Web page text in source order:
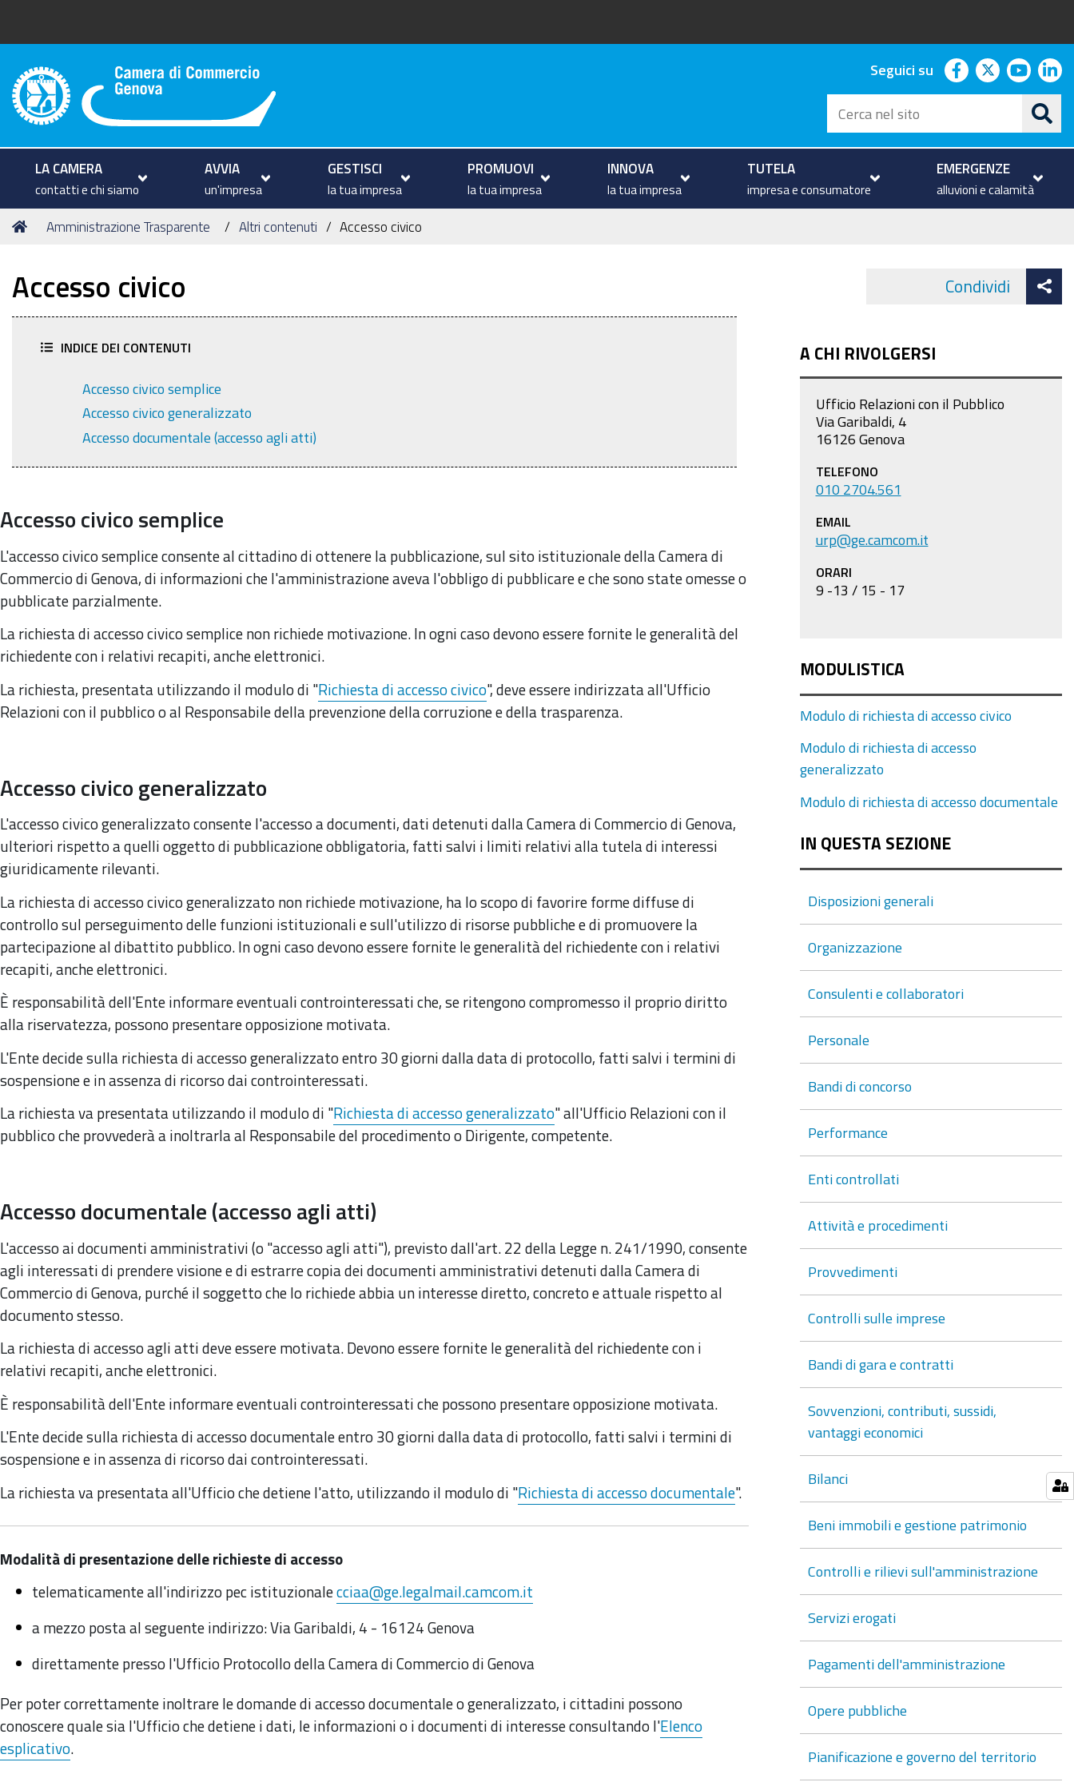
Camera di Commercio di Genova
Seguici su facebook
twitter
Cerca
nel
sito
LA CAMERA
contatti e chi siamo
AVVIA
un'impresa
GESTISCI
la tua impresa
PROMUOVI
la tua impresa
INNOVA
la tua impresa
TUTELA
impresa e consumatore
EMERGENZE
alluvioni e calamità
Tu
Home
Amministrazione Trasparente Altri contenuti Accesso civico
Accesso civico
INDICE DEI CONTENUTI
Accesso civico semplice
Accesso civico generalizzato
Accesso documentale (accesso agli atti)
Accesso civico semplice
L'accesso civico semplice consente al cittadino di ottenere la pubblicazione, sul sito istituzionale della Camera di
Commercio di Genova, di informazioni che l'amministrazione aveva l'obbligo di pubblicare e che sono state omesse o
pubblicate parzialmente.
La richiesta di accesso civico semplice non richiede motivazione. In ogni caso devono essere fornite le generalità del
richiedente con i relativi recapiti, anche elettronici.
La richiesta, presentata utilizzando il modulo di "Richiesta di accesso civico", deve essere indirizzata all'Ufficio
Relazioni con il pubblico o al Responsabile della prevenzione della corruzione e della trasparenza.
Accesso civico generalizzato
L'accesso civico generalizzato consente l'accesso a documenti, dati detenuti dalla Camera di Commercio di Genova,
ulteriori rispetto a quelli oggetto di pubblicazione obbligatoria, fatti salvi i limiti relativi alla tutela di interessi
giuridicamente rilevanti.
La richiesta di accesso civico generalizzato non richiede motivazione, ha lo scopo di favorire forme diffuse di
controllo sul perseguimento delle funzioni istituzionali e sull'utilizzo di risorse pubbliche e di promuovere la
partecipazione al dibattito pubblico. In ogni caso devono essere fornite le generalità del richiedente con i relativi
recapiti, anche elettronici.
È responsabilità dell'Ente informare eventuali controinteressati che, se ritengono compromesso il proprio diritto
alla riservatezza, possono presentare opposizione motivata.
L'Ente decide sulla richiesta di accesso generalizzato entro 30 giorni dalla data di protocollo, fatti salvi i termini di
sospensione e in assenza di ricorso dai controinteressati.
La richiesta va presentata utilizzando il modulo di "Richiesta di accesso generalizzato" all'Ufficio Relazioni con il
pubblico che provvederà a inoltrarla al Responsabile del procedimento o Dirigente, competente.
Accesso documentale (accesso agli atti)
L'accesso ai documenti amministrativi (o "accesso agli atti"), previsto dall'art. 22 della Legge n. 241/1990, consente
agli interessati di prendere visione e di estrarre copia dei documenti amministrativi detenuti dalla Camera di
Commercio di Genova, purché il soggetto che lo richiede abbia un interesse diretto, concreto e attuale rispetto al
documento stesso.
La richiesta di accesso agli atti deve essere motivata. Devono essere fornite le generalità del richiedente con i
relativi recapiti, anche elettronici.
È responsabilità dell'Ente informare eventuali controinteressati che possono presentare opposizione motivata.
L'Ente decide sulla richiesta di accesso documentale entro 30 giorni dalla data di protocollo, fatti salvi i termini di
sospensione e in assenza di ricorso dai controinteressati.
La richiesta va presentata all'Ufficio che detiene l'atto, utilizzando il modulo di "Richiesta di accesso documentale".
Modalità di presentazione delle richieste di accesso
telematicamente all'indirizzo pec istituzionalecciaa@ge.legalmail.camcom.it
a mezzo posta al seguente indirizzo: Via Garibaldi, 4 - 16124 Genova
direttamente presso l'Ufficio Protocollo della Camera di Commercio di Genova
Per poter correttamente inoltrare le domande di accesso documentale o generalizzato, i cittadini possono
conoscere quale sia l'Ufficio che detiene i dati, le informazioni o i documenti di interesse consultando l'Elenco
esplicativo.
Condividi
A CHI RIVOLGERSI
Ufficio Relazioni con il Pubblico
Via Garibaldi, 4
16126 Genova
TELEFONO
010 2704.561
EMAIL
urp@ge.camcom.it
ORARI
9 -13 / 15 - 17
MODULISTICA
Modulo di richiesta di accesso civico
Modulo di richiesta di accesso
generalizzato
Modulo di richiesta di accesso documentale
IN QUESTA SEZIONE
Disposizioni generali
Organizzazione
Consulenti e collaboratori
Personale
Bandi di concorso
Performance
Enti controllati
Attività e procedimenti
Provvedimenti
Controlli sulle imprese
Bandi di gara e contratti
Sovvenzioni, contributi, sussidi,
vantaggi economici
Bilanci
Beni immobili e gestione patrimonio
Controlli e rilievi sull'amministrazione
Servizi erogati
Pagamenti dell'amministrazione
Opere pubbliche
Pianificazione e governo del territorio